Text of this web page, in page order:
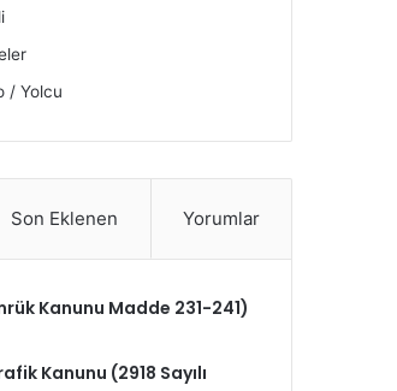
/ Yolcu
Son Eklenen Yorumlar
Kanunu Madde 231-241)
Kanunu (2918 Sayılı